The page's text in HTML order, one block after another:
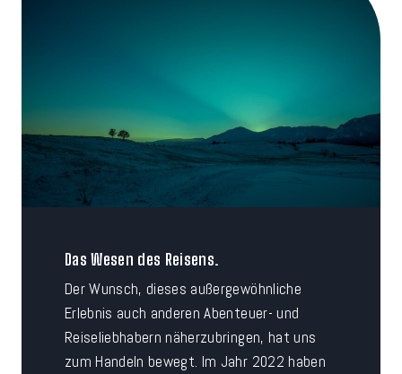
Das Wesen des Reisens.
Der Wunsch, dieses außergewöhnliche
Erlebnis auch anderen Abenteuer- und
Reiseliebhabern näherzubringen, hat uns
zum Handeln bewegt. Im Jahr 2022 haben